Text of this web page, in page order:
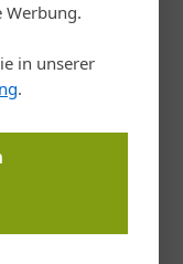
Werbung.
in unserer
.
bei
Frommwald ist